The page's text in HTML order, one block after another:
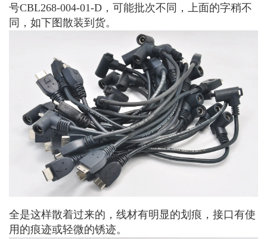
号CBL268-004-01-D，可能批次不同，上面的字稍不
同，如下图散装到货。
全是这样散着过来的，线材有明显的划痕，接口有使
用的痕迹或轻微的锈迹。